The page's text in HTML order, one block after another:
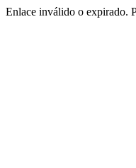
Enlace inválido o expirado.